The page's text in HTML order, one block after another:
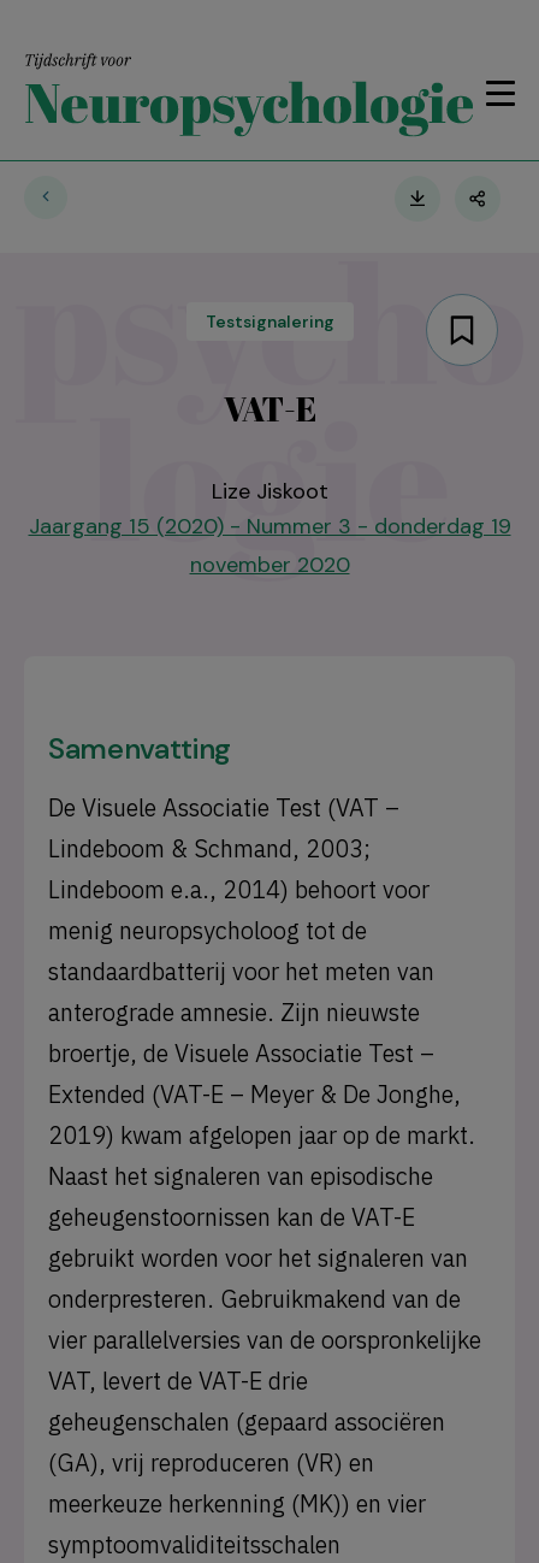
Testsignalering
VAT-E
Lize Jiskoot
Jaargang 15 (2020) - Nummer 3 - donderdag 19
november 2020
Samenvatting
De Visuele Associatie Test (VAT –
Lindeboom & Schmand, 2003;
Lindeboom e.a., 2014) behoort voor
menig neuropsycholoog tot de
standaardbatterij voor het meten van
anterograde amnesie. Zijn nieuwste
broertje, de Visuele Associatie Test –
Extended (VAT-E – Meyer & De Jonghe,
2019) kwam afgelopen jaar op de markt.
Naast het signaleren van episodische
geheugenstoornissen kan de VAT-E
gebruikt worden voor het signaleren van
onderpresteren. Gebruikmakend van de
vier parallelversies van de oorspronkelijke
VAT, levert de VAT-E drie
geheugenschalen (gepaard associëren
(GA), vrij reproduceren (VR) en
meerkeuze herkenning (MK)) en vier
symptoomvaliditeitsschalen